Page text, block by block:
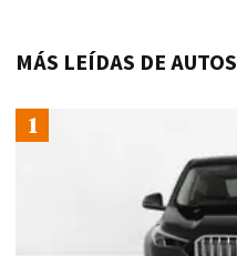
MÁS LEÍDAS DE AUTOS